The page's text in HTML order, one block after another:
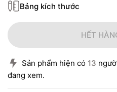
Bảng kích thước
HẾT
Sản phẩm hiện có 13
đang xem.